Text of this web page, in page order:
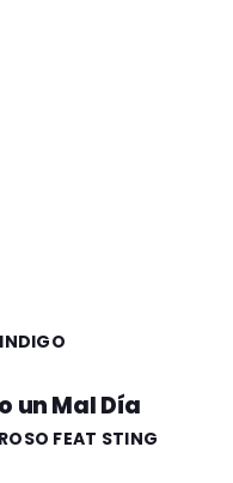
un Mal Día
FEAT STING